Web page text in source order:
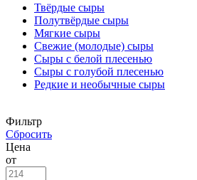
Твёрдые сыры
Полутвёрдые сыры
Мягкие сыры
Свежие (молодые) сыры
Сыры с белой плесенью
Сыры с голубой плесенью
Редкие и необычные сыры
Фильтр
Сбросить
Цена
от